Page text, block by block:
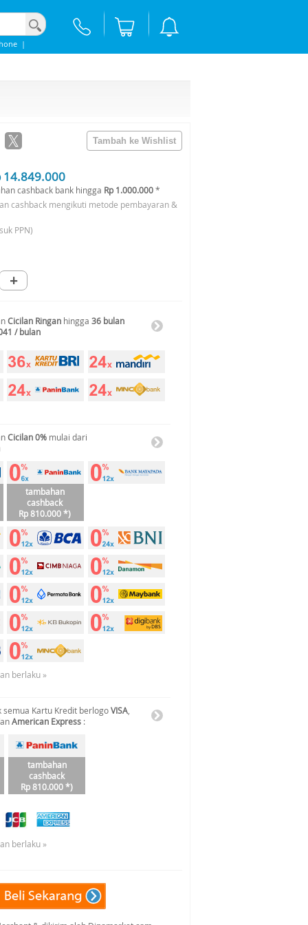
|
14.849.000
cashback bank hingga Rp 1.000.000*
cashback mengikuti metode pembayaran &
PPN)
+
Cicilan Ringan hingga 36 bulan
/ bulan
Cicilan 0% mulai dari
tambahan
cashback
Rp 810.000 *)
berlaku »
Kartu Kredit berlogoVISA
American Express :
tambahan
cashback
Rp 810.000 *)
berlaku »